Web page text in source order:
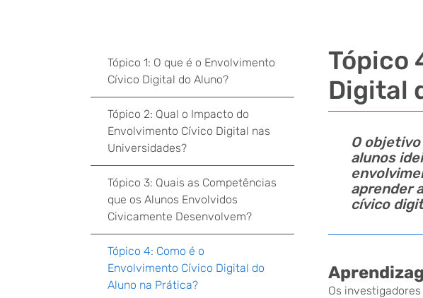
Tópico
Digital
O
alunos
aprender
cívico
Os
Tópico 1: O que é o Envolvimento
Cívico Digital do Aluno?
Tópico 2: Qual o Impacto do
Envolvimento Cívico Digital nas
Universidades?
Tópico 3: Quais as Competências
que os Alunos Envolvidos
Civicamente Desenvolvem?
Tópico 4: Como é o
Envolvimento Cívico Digital do
Aluno na Prática?